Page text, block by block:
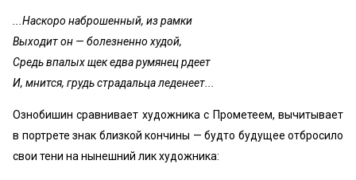
...Наскоро наброшенный, из рамки
Выходит он — болезненно худой,
Средь впалых щек едва румянец рдеет
И, мнится, грудь страдальца леденеет...
Ознобишин сравнивает художника с Прометеем, вычитывает
в портрете знак близкой кончины — будто будущее отбросило
свои тени на нынешний лик художника: